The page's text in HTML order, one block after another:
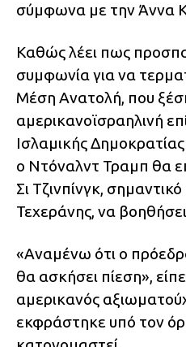
σύμφωνα με την Άννα
Καθώς λέει πως
συμφωνία για να
Μέση Ανατολή, που
αμερικανοϊσραηλινή
Ισλαμικής
ο Ντόναλντ Τραμπ θα
Σι Τζινπίνγκ,
Τεχεράνης, να
«Αναμένω ότι ο
θα ασκήσει πίεση»,
αμερικανός
εκφράστηκε υπό τον